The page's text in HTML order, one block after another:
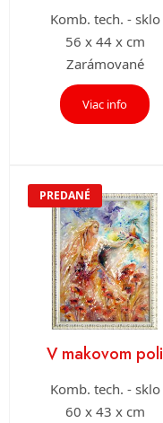
Komb. tech. - sklo
56 x 44 x cm
Zarámované
Viac info
PREDANÉ
V makovom poli
Komb. tech. - sklo
60 x 43 x cm